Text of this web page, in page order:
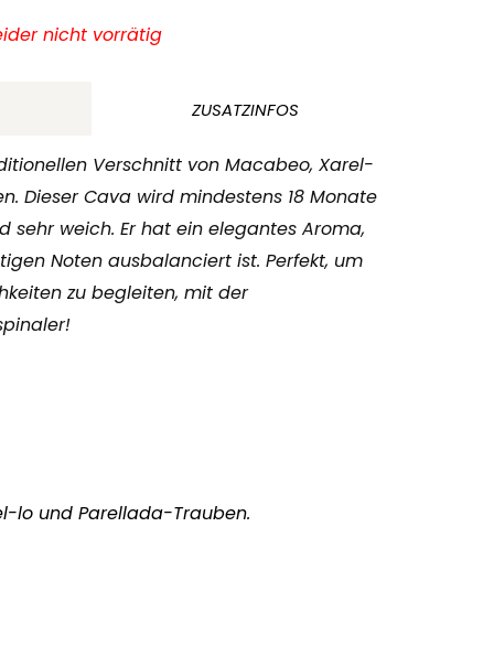
nicht vorrätig
ZUSATZINFOS
Verschnitt von Macabeo, Xarel-
Dieser Cava wird mindestens 18 Monate
sehr weich. Er hat ein elegantes Aroma,
Noten ausbalanciert ist. Perfekt, um
zu begleiten, mit der
lo und Parellada-Trauben.